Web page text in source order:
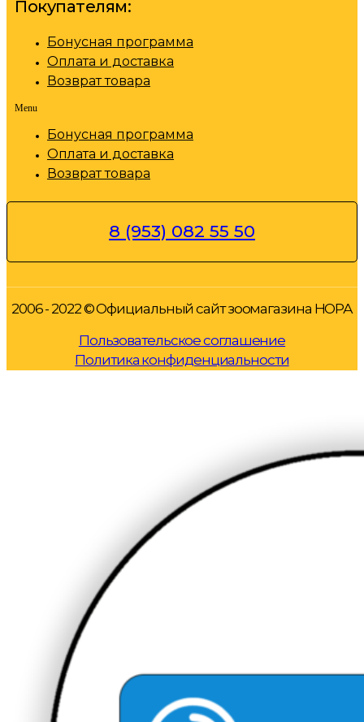
Покупателям:
Бонусная программа
Оплата и доставка
Возврат товара
Menu
Бонусная программа
Оплата и доставка
Возврат товара
8 (953) 082 55 50
2006 - 2022 © Официальный сайт зоомагазина НОРА
Пользовательское соглашение
Политика конфиденциальности